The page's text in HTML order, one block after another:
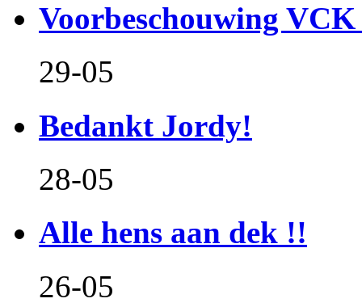
Voorbeschouwing VCK
29-05
Bedankt Jordy!
28-05
Alle hens aan dek !!
26-05